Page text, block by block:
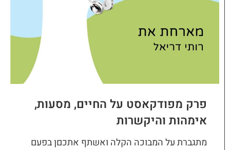
פרק מפודקאסט על החיים, מסעות,
אימהות והיקשרות​
מתגברת על המבוכה הקלה ואשתף אתכםן בפעם